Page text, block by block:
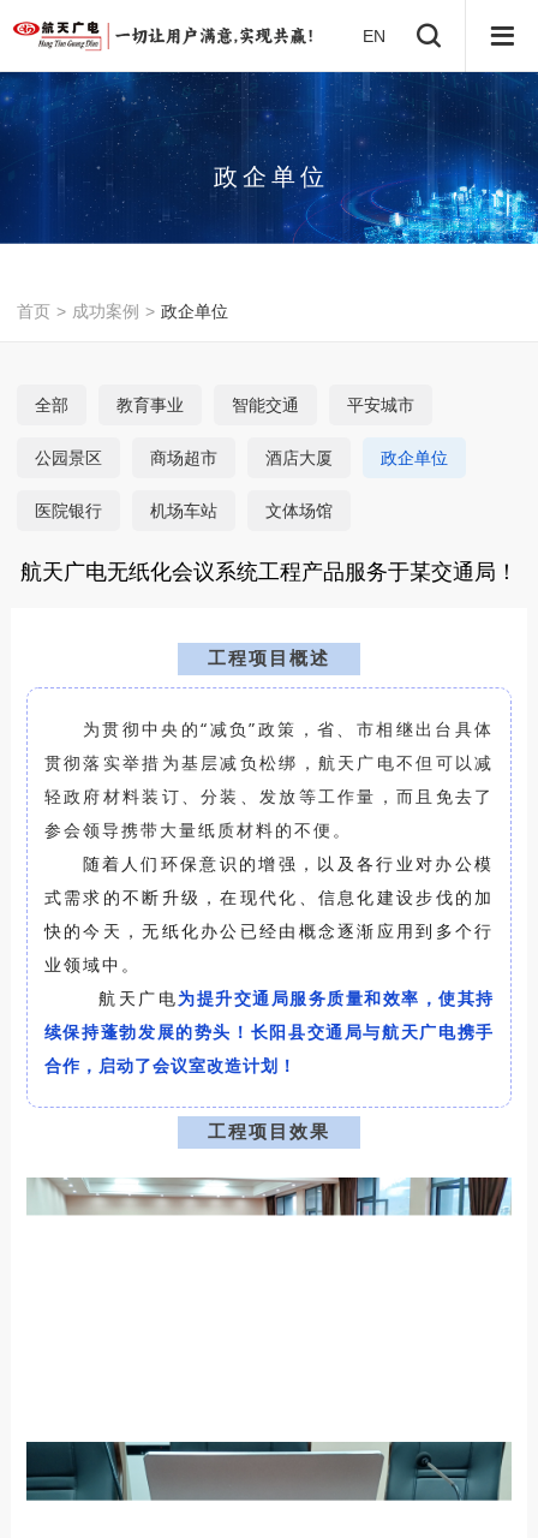
EN
政 企 单位
首页 > 成功案例 > 政企单位
全部 教育事业 智能交通 平安城市
公园景区 商场超市 酒店大厦 政企单位
医院银行 机场车站 文体场馆
航天广电无纸化会议系统工程产品服务于某交通局！
工程项目概述
为贯彻中央的“减负”政策，省、市相继出台具体
贯彻落实举措为基层减负松绑，航天广电不但可以减
轻政府材料装订、分装、发放等工作量，而且免去了
参会领导携带大量纸质材料的不便。
随着人们环保意识的增强，以及各行业对办公模
式需求的不断升级，在现代化、信息化建设步伐的加
快的今天，无纸化办公已经由概念逐渐应用到多个行
业领域中。
航天广电为提升交通局服务质量和效率，使其持
续保持蓬勃发展的势头！长阳县交通局与航天广电携手
合作，启动了会议室改造计划！
工程项目效果